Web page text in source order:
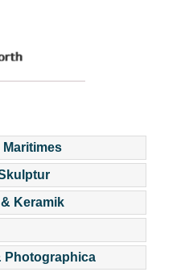
Maritimes
Keramik
Photographica